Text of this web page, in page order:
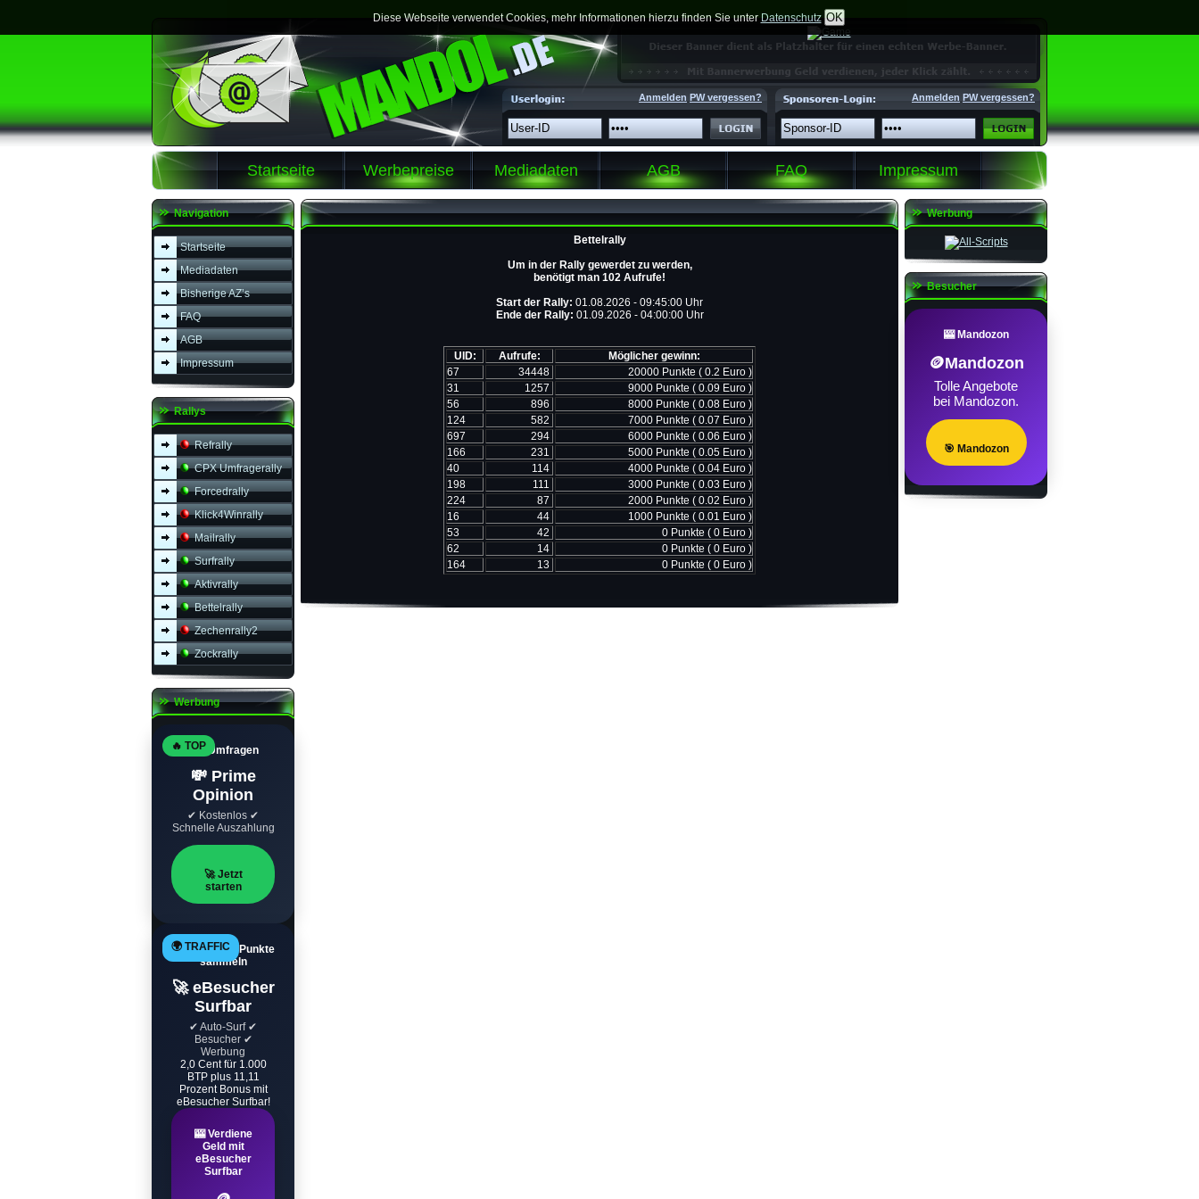
Diese Webseite verwendet Cookies, mehr Informationen hierzu finden Sie unter Datenschutz OK
Anmelden PW vergessen? Anmelden PW vergessen?
Startseite Werbepreise Mediadaten AGB FAQ Impressum
Navigation
Startseite
Mediadaten
Bisherige AZ’s
FAQ
AGB
Impressum
Rallys
Refrally
CPX Umfragerally
Forcedrally
Klick4Winrally
Mailrally
Surfrally
Aktivrally
Bettelrally
Zechenrally2
Zockrally
Werbung
🔥 TOP
Top Umfragen
💸 Prime
Opinion
✔ Kostenlos ✔
Schnelle Auszahlung
🚀 Jetzt
starten
🌍 TRAFFIC
Automatisch Punkte
sammeln
🚀 eBesucher
Surfbar
✔ Auto-Surf ✔
Besucher ✔
Werbung
2,0 Cent für 1.000
BTP plus 11,11
Prozent Bonus mit
eBesucher Surfbar!
🎰 Verdiene
Geld mit
eBesucher
Surfbar
Bettelrally
Um in der Rally gewerdet zu werden,
benötigt man 102 Aufrufe!
Start der Rally: 01.08.2026 - 09:45:00 Uhr
Ende der Rally: 01.09.2026 - 04:00:00 Uhr
UID: Aufrufe:
Möglicher gewinn:
67
34448
20000 Punkte ( 0.2 Euro )
31
1257
9000 Punkte ( 0.09 Euro )
56
896
8000 Punkte ( 0.08 Euro )
124
582
7000 Punkte ( 0.07 Euro )
697
294
6000 Punkte ( 0.06 Euro )
166
231
5000 Punkte ( 0.05 Euro )
40
114
4000 Punkte ( 0.04 Euro )
198
111
3000 Punkte ( 0.03 Euro )
224
87
2000 Punkte ( 0.02 Euro )
16
44
1000 Punkte ( 0.01 Euro )
53
42
0 Punkte ( 0 Euro )
62
14
0 Punkte ( 0 Euro )
164
13 0 Punkte ( 0 Euro )
Werbung
Besucher
🎰 Mandozon
🪙Mandozon
Tolle Angebote
bei Mandozon.
🎯 Mandozon